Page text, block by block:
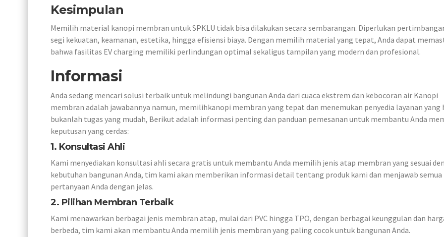
Kesimpulan
Memilih material kanopi membran untuk SPKLU tidak bisa dilakukan secara sembarangan. Diperlukan
segi kekuatan, keamanan, estetika, hingga efisiensi biaya. Dengan memilih material yang tepat, Anda dapat
bahwa fasilitas EV charging memiliki perlindungan optimal sekaligus tampilan yang modern dan profesional.
Informasi
Anda sedang mencari solusi terbaik untuk melindungi bangunan Anda dari cuaca ekstrem dan kebocoran air Kanopi
membran adalah jawabannya namun, memilihkanopi membran yang tepat dan menemukan penyedia layanan yang
bukanlah tugas yang mudah, Berikut adalah informasi penting dan panduan pemesanan untuk membantu Anda
keputusan yang cerdas:
1. Konsultasi Ahli
Kami menyediakan konsultasi ahli secara gratis untuk membantu Anda memilih jenis atap membran yang sesuai
kebutuhan bangunan Anda, tim kami akan memberikan informasi detail tentang produk kami dan menjawab semua
pertanyaan Anda dengan jelas.
2. Pilihan Membran Terbaik
Kami menawarkan berbagai jenis membran atap, mulai dari PVC hingga TPO, dengan berbagai keunggulan dan
berbeda, tim kami akan membantu Anda memilih jenis membran yang paling cocok untuk bangunan Anda.